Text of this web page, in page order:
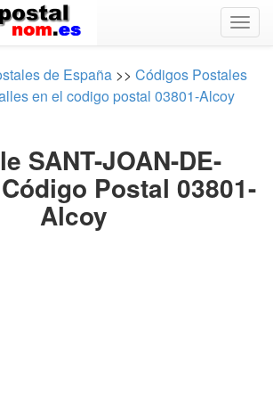
de España>> Códigos Postales
en el codigo postal 03801-Alcoy
SANT-JOAN-DE-
Postal 03801-
Alcoy